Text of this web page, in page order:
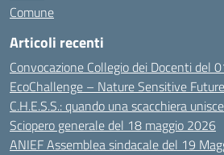
Comune
Articoli recenti
Convocazione Collegio dei Docenti del
EcoChallenge – Nature Sensitive Future
C.H.E.S.S.: quando una scacchiera
Sciopero generale del 18 maggio 2026
ANIEF Assemblea sindacale del 19